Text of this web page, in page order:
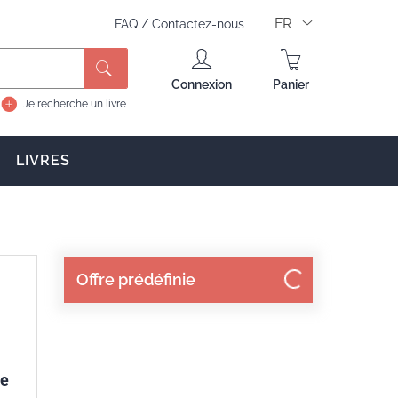
FAQ / Contactez-nous FR
Je recherche un livre
Connexion Panier
LIVRES
Offre prédéfinie